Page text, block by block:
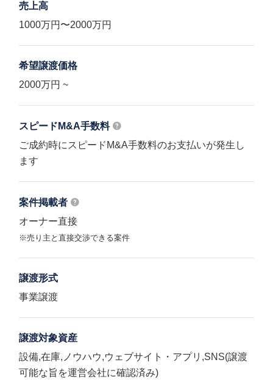
売上高
1000万円〜2000万円
希望譲渡価格
2000万円 ~
スピードM&A手数料
ご成約時にスピードM&A手数料のお支払いが発生し
ます
案件掲載者
オーナー直接
※売り主と直接交渉できる案件
譲渡形式
事業譲渡
譲渡対象資産
設備,在庫,ノウハウ,ウェブサイト・アプリ,SNS(譲渡
可能な旨を運営会社に確認済み)